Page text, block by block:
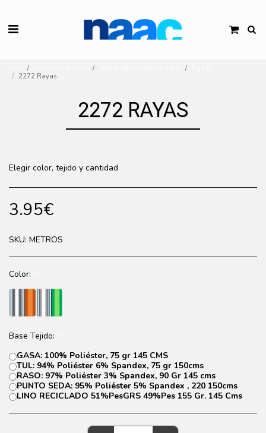
2272 Rayas
2272 RAYAS
Elegir color, tejido y cantidad
3.95€
SKU: METROS
Color:
Base Tejido:
GASA: 100% Poliéster, 75 gr 145 CMS
TUL: 94% Poliéster 6% Spandex, 75 gr 150cms
RASO: 97% Poliéster 3% Spandex, 90 Gr 145 cms
PUNTO SEDA: 95% Poliéster 5% Spandex , 220 150cms
LINO RECICLADO 51%PesGRS 49%Pes 155 Gr. 145 Cms